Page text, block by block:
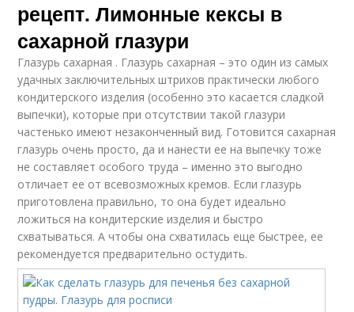
рецепт. Лимонные кексы в
сахарной глазури
Глазурь сахарная . Глазурь сахарная – это один из самых
удачных заключительных штрихов практически любого
кондитерского изделия (особенно это касается сладкой
выпечки), которые при отсутствии такой глазури
частенько имеют незаконченный вид. Готовится сахарная
глазурь очень просто, да и нанести ее на выпечку тоже
не составляет особого труда – именно это выгодно
отличает ее от всевозможных кремов. Если глазурь
приготовлена правильно, то она будет идеально
ложиться на кондитерские изделия и быстро
схватываться. А чтобы она схватилась еще быстрее, ее
рекомендуется предварительно остудить.